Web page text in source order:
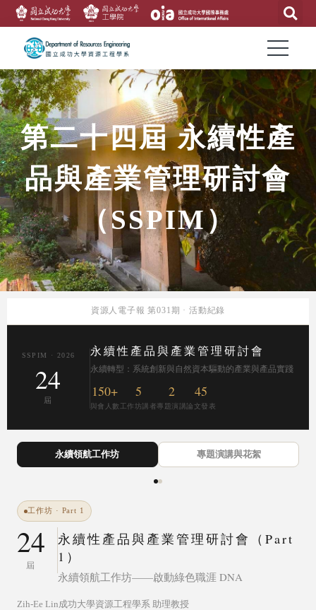
第二十四屆 永續性產
品與產業管理研討會
（SSPIM）
資源人電子報 第031期 · 活動紀錄
SSPIM · 2026
24
屆
永續性產品與產業管理研討會
永續轉型：系統創新與自然資本驅動的產業與產品實踐
150+
與會人數
5
工作坊講者
2
專題演講
45
論文發表
永續領航工作坊 專題演講與花絮
工作坊 · Part 1
24
屆
永續性產品與產業管理研討會（Part
1）
永續領航工作坊——啟動綠色職涯 DNA
Zih-Ee Lin成功大學資源工程學系 助理教授